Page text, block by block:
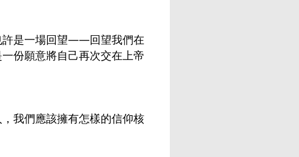
許是一場回望——回望我們在
份願意將自己再次交在上帝
我們應該擁有怎樣的信仰核